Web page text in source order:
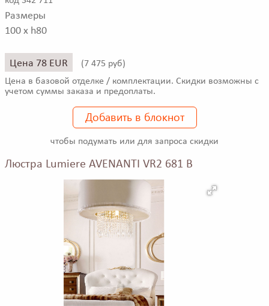
Размеры
100 x h80
Цена 78 EUR (7 475 руб)
Цена в базовой отделке / комплектации. Скидки возможны с
учетом суммы заказа и предоплаты.
Добавить в блокнот
чтобы подумать или для запроса скидки
Люстра Lumiere AVENANTI VR2 681 B